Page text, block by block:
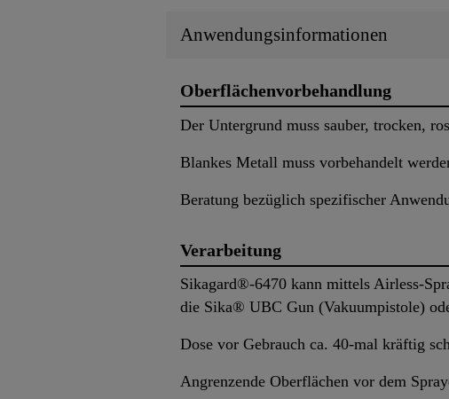
Anwendungsinformationen
Oberflächenvorbehandlung
Der Untergrund muss sauber, trocken,
Blankes Metall muss vorbehandelt
Beratung bezüglich spezifischer
Verarbeitung
Sikagard®-6470 kann mittels Airless-
die Sika® UBC Gun (Vakuumpistole)
Dose vor Gebrauch ca. 40-mal kräftig
Angrenzende Oberflächen vor dem